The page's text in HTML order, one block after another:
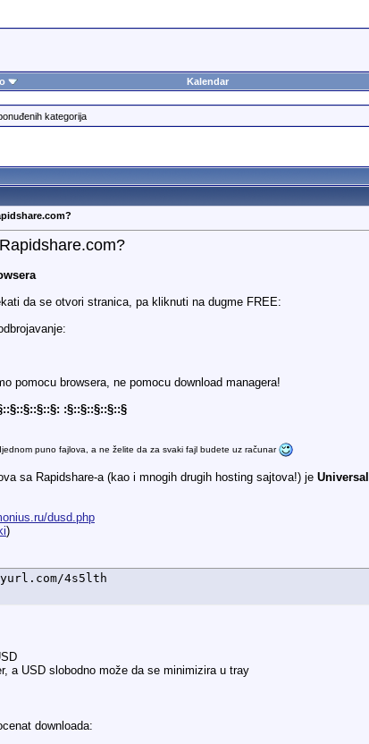
Kalendar
kategorija
da se otvori stranica, pa kliknuti na dugme FREE:
pomocu browsera, ne pomocu download managera!
:§::§::§::§::§
puno fajlova, a ne želite da za svaki fajl budete uz računar
sa Rapidshare-a (kao i mnogih drugih hosting sajtova!) je
dusd.php
)
4s5lth
a USD slobodno može da se minimizira u tray
downloada: